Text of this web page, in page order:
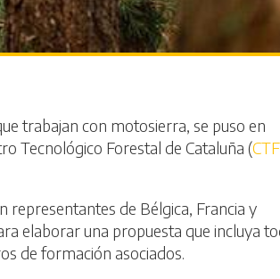
trabajan con motosierra, se puso en
Tecnológico Forestal de Cataluña (
representantes de Bélgica, Francia y
elaborar una propuesta que incluya
de formación asociados.